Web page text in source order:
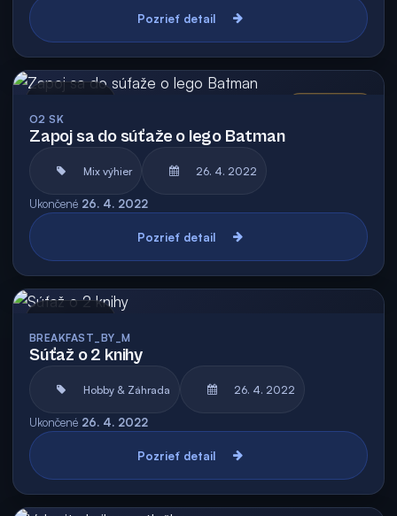
Pozrieť detail
O2 SK
Zapoj sa do súťaže o lego Batman
Mix výhier 26. 4. 2022
Ukončené 26. 4. 2022
Pozrieť detail
BREAKFAST_BY_M
Súťaž o 2 knihy
Hobby & Záhrada 26. 4. 2022
Ukončené 26. 4. 2022
Pozrieť detail